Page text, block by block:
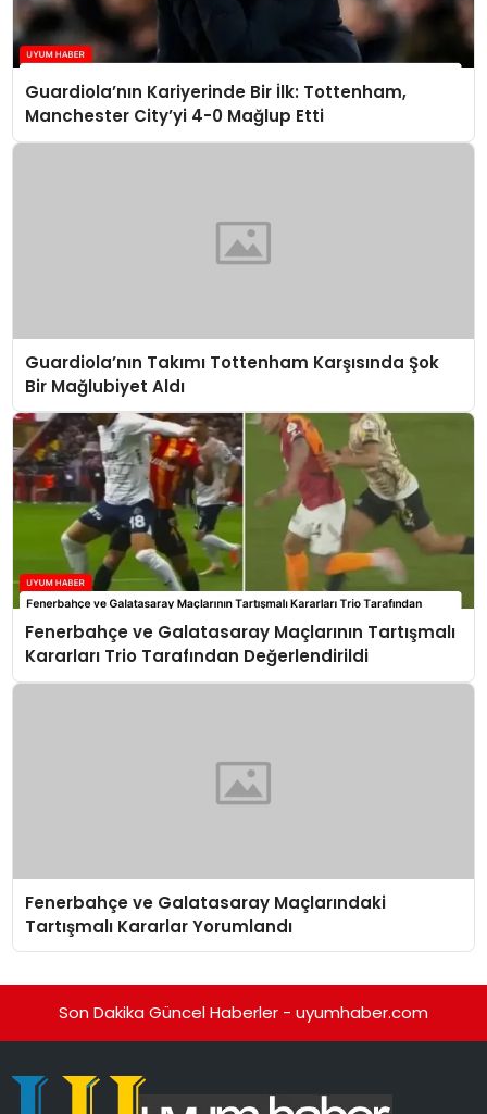
Guardiola’nın Kariyerinde Bir İlk: Tottenham,
Manchester City’yi 4-0 Mağlup Etti
Guardiola’nın Takımı Tottenham Karşısında Şok
Bir Mağlubiyet Aldı
Fenerbahçe ve Galatasaray Maçlarının Tartışmalı
Kararları Trio Tarafından Değerlendirildi
Fenerbahçe ve Galatasaray Maçlarındaki
Tartışmalı Kararlar Yorumlandı
Son Dakika Güncel Haberler - uyumhaber.com